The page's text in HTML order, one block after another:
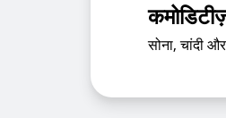
सोना, चांदी